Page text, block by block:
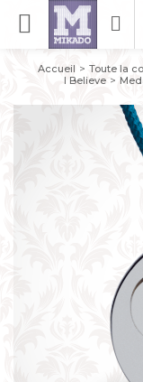
Accueil Toute la
I Believe